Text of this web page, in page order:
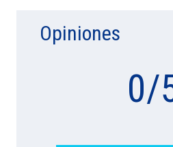
Opiniones
0/